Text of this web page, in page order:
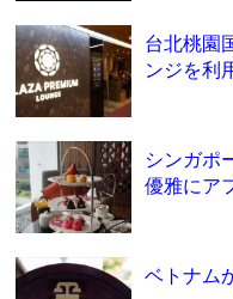
台北桃園
ンジを利
シンガポ
優雅にア
ベトナム